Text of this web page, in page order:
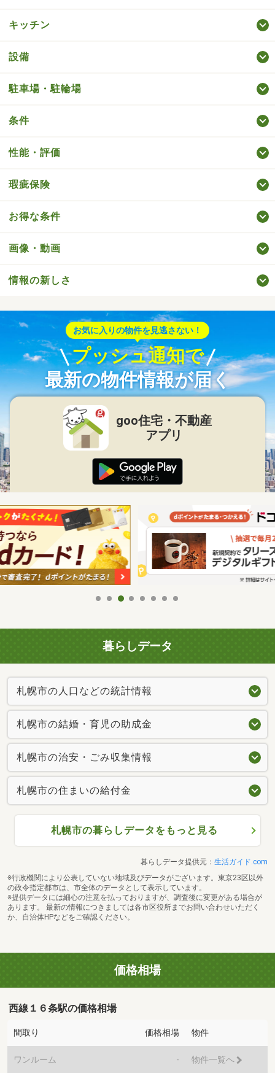
キッチン
設備
駐車場・駐輪場
条件
性能・評価
瑕疵保険
お得な条件
画像・動画
情報の新しさ
お気に入りの物件を見逃さない！
プッシュ通知で
最新の物件情報が届く
goo住宅・不動産
アプリ
暮らしデータ
札幌市の人口などの統計情報
札幌市の結婚・育児の助成金
札幌市の治安・ごみ収集情報
札幌市の住まいの給付金
札幌市の暮らしデータをもっと見る
暮らしデータ提供元： 生活ガイド.com
※行政機関により公表していない地域及びデータがございます。東京23区以外
の政令指定都市は、市全体のデータとして表示しています。
※提供データには細心の注意を払っておりますが、調査後に変更がある場合が
あります。 最新の情報につきましては各市区役所までお問い合わせいただく
か、自治体HPなどをご確認ください。
価格相場
西線１６条駅の価格相場
間取り 価格相場 物件
ワンルーム - 物件一覧へ